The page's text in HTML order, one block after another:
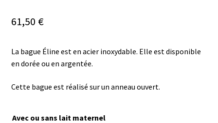
61,50 €
La bague Éline est en acier inoxydable. Elle est disponible
en dorée ou en argentée.
Cette bague est réalisé sur un anneau ouvert.
Avec ou sans lait maternel